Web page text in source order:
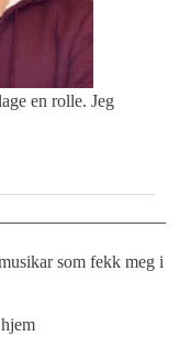
en rolle. Jeg
som fekk meg i